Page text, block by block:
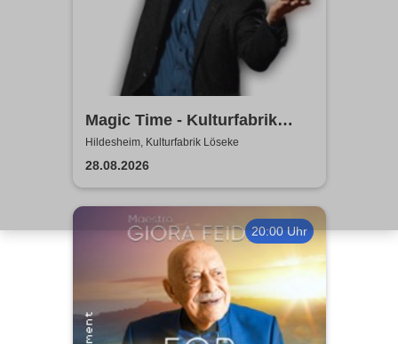
Magic Time - Kulturfabrik
Löseke
Hildesheim, Kulturfabrik Löseke
28.08.2026
20:00 Uhr